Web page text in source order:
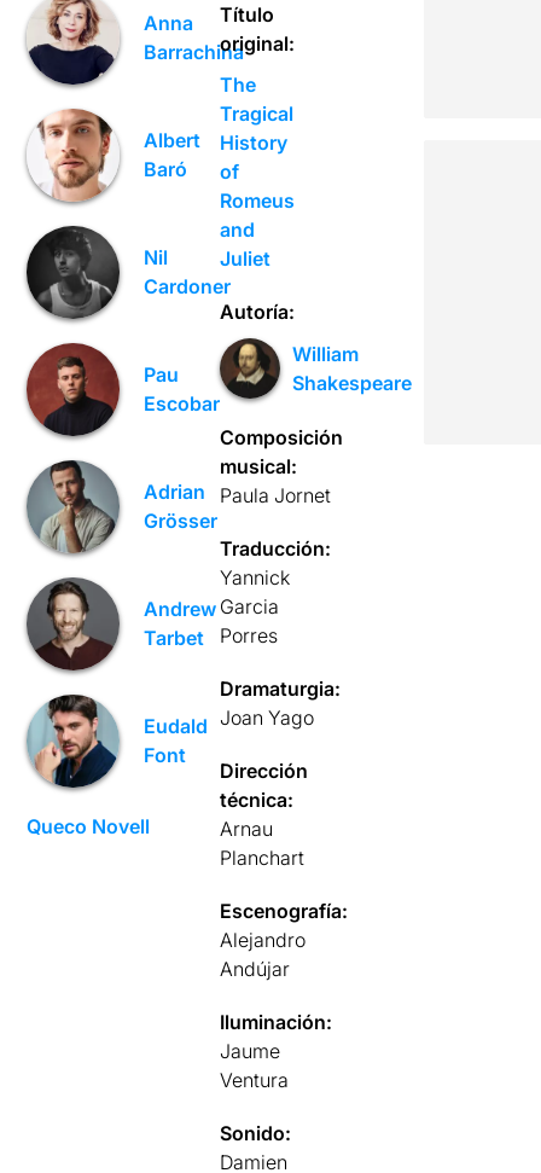
Anna
Barrachina
Albert
Baró
Nil
Cardoner
Pau
Escobar
Adrian
Grösser
Andrew
Tarbet
Eudald
Font
Queco Novell
Título
original:
The
Tragical
History
of
Romeus
and
Juliet
Autoría:
William
Shakespeare
Composición
musical:
Paula Jornet
Traducción:
Yannick
Garcia
Porres
Dramaturgia:
Joan Yago
Dirección
técnica:
Arnau
Planchart
Escenografía:
Alejandro
Andújar
Iluminación:
Jaume
Ventura
Sonido:
Damien